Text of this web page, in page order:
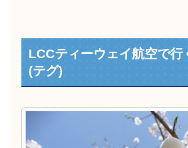
LCCティーウェイ航空で行
(テグ)